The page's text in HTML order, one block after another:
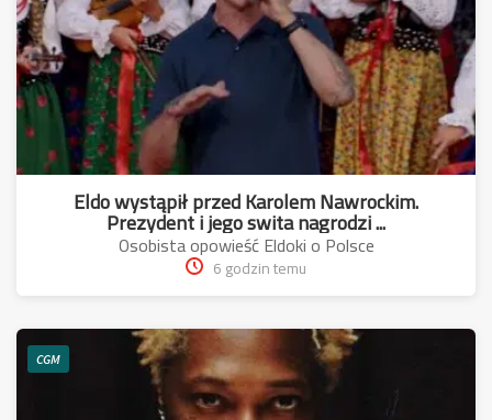
Eldo wystąpił przed Karolem Nawrockim.
Prezydent i jego swita nagrodzi ...
Osobista opowieść Eldoki o Polsce
6 godzin temu
CGM